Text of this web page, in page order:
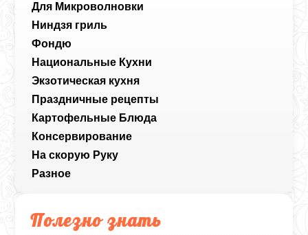
Для Микроволновки
Ниндзя гриль
Фондю
Национальные Кухни
Экзотическая кухня
Праздничные рецепты
Картофельные Блюда
Консервирование
На скорую Руку
Разное
Полезно знать